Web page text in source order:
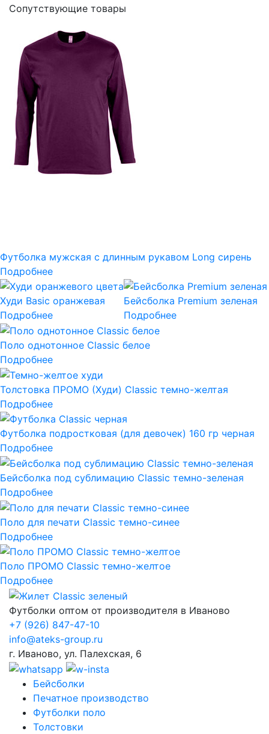
Сопутствующие товары
Футболка мужская с длинным рукавом Long сирень
Подробнее
Худи Basic оранжевая
Подробнее
Бейсболка Premium зеленая
Подробнее
Поло однотонное Classic белое
Подробнее
Толстовка ПРОМО (Худи) Classic темно-желтая
Подробнее
Футболка подростковая (для девочек) 160 гр черная
Подробнее
Бейсболка под сублимацию Classic темно-зеленая
Подробнее
Поло для печати Classic темно-синее
Подробнее
Поло ПРОМО Classic темно-желтое
Подробнее
Футболки оптом от производителя в Иваново
+7 (926) 847-47-10
info@ateks-group.ru
г. Иваново, ул. Палехская, 6
Бейсболки
Печатное производство
Футболки поло
Толстовки